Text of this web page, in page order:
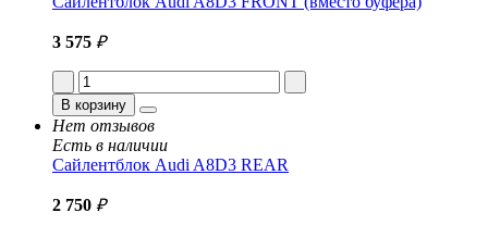
3 575 ₽
В корзину
Нет отзывов
Есть в наличии
Сайлентблок Audi A8D3 REAR
2 750 ₽